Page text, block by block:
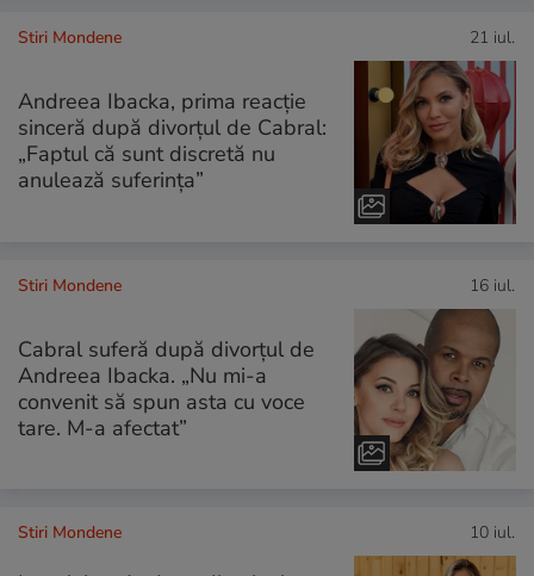
Stiri Mondene 21 iul.
Andreea Ibacka, prima reacție
sinceră după divorțul de Cabral:
„Faptul că sunt discretă nu
anulează suferința”
Stiri Mondene 16 iul.
Cabral suferă după divorțul de
Andreea Ibacka. „Nu mi-a
convenit să spun asta cu voce
tare. M-a afectat”
Stiri Mondene 10 iul.